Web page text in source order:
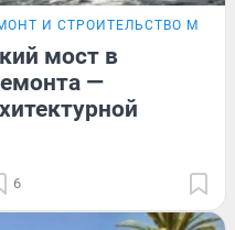
И СТРОИТЕЛЬСТВО
мост в
—
6